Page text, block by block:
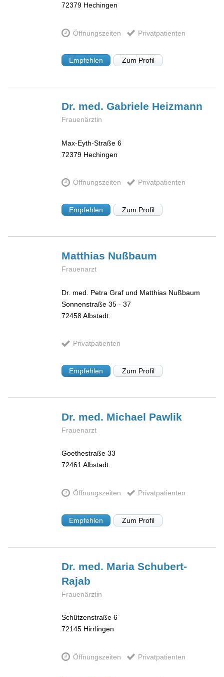
72379 Hechingen
Öffnungszeiten Privatpatienten
Empfehlen Zum Profil
Dr. med. Gabriele Heizmann
Frauenärztin
Max-Eyth-Straße 6
72379 Hechingen
Öffnungszeiten Privatpatienten
Empfehlen Zum Profil
Matthias Nußbaum
Frauenarzt
Dr. med. Petra Graf und Matthias Nußbaum
Sonnenstraße 35 - 37
72458Albstadt
Privatpatienten
Empfehlen Zum Profil
Dr. med. Michael Pawlik
Frauenarzt
Goethestraße 33
72461Albstadt
Öffnungszeiten Privatpatienten
Empfehlen Zum Profil
Dr. med. MariaSchubert-
Rajab
Frauenärztin
Schützenstraße 6
72145 Hirrlingen
Öffnungszeiten Privatpatienten